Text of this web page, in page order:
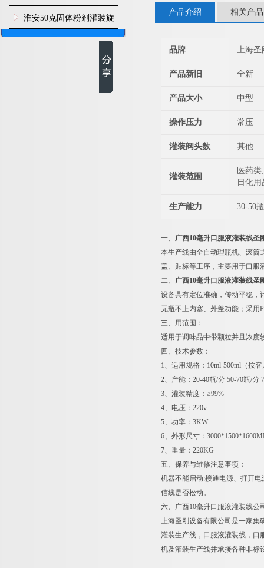
生产线
淮安50克固体粉剂灌装旋
盖机
产品介绍 相关产品
品牌 上海圣
产品新旧 全新
产品大小 中型
操作压力 常压
灌装阀头数 其他
灌装范围
医药
日化
生产能力 30-50
一、 广西10毫升口服液灌装线圣
本生产线由全自动理瓶机、滚筒
盖、贴标等工序，主要用于口服
二、 广西10毫升口服液灌装线圣
设备具有定位准确，传动平稳，
无瓶不上内塞、外盖功能；采用
三、用范围：
适用于调味品中带颗粒并且浓度
四、技术参数：
1、适用规格：10ml-500ml（按
2、产能：20-40瓶/分 50-70瓶/分
3、灌装精度：≥99%
4、电压：220v
5、功率：3KW
6、外形尺寸：
7、重量：220KG
五、保养与维修注意事项：
机器不能启动:接通电源、打开
信线是否松动。
六、广西10毫升口服液灌装线公
上海圣刚设备有限公司是一家集
灌装生产线，口服液灌装线，口
机及灌装生产线并承接各种非